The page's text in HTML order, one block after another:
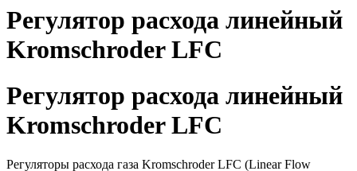
Регулятор расхода линейный
Kromschroder LFC
Регулятор расхода линейный
Kromschroder LFC
Регуляторы расхода газа Kromschroder LFC (Linear Flow